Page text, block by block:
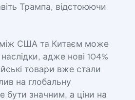
Трампа, відстоюючи
між США та Китаєм може
адже нові 104%
товари вже стали
на глобальну
бути значним, а ціни на